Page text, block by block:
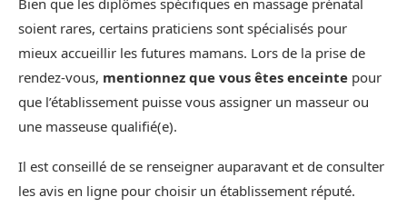
Bien que les diplômes spécifiques en massage prénatal
soient rares, certains praticiens sont spécialisés pour
mieux accueillir les futures mamans. Lors de la prise de
rendez-vous, mentionnez que vous êtes enceinte pour
que l’établissement puisse vous assigner un masseur ou
une masseuse qualifié(e).
Il est conseillé de se renseigner auparavant et de consulter
les avis en ligne pour choisir un établissement réputé.